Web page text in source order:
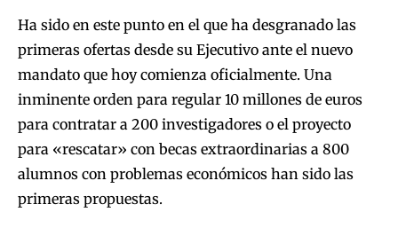
Ha sido en este punto en el que ha desgranado las
primeras ofertas desde su Ejecutivo ante el nuevo
mandato que hoy comienza oficialmente. Una
inminente orden para regular 10 millones de euros
para contratar a 200 investigadores o el proyecto
para «rescatar» con becas extraordinarias a 800
alumnos con problemas económicos han sido las
primeras propuestas.